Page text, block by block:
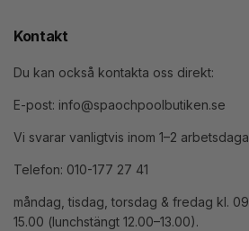
Kontakt
Du kan också kontakta oss direkt:
E-post: info@spaochpoolbutiken.se
Vi svarar vanligtvis inom 1–2
Telefon: 010-177 27 41
måndag, tisdag, torsdag & fredag kl.
15.00 (lunchstängt 12.00–13.00).